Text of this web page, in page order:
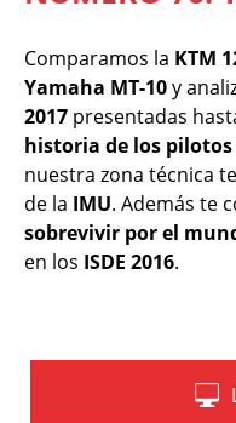
Comparamos la KTM
Yamaha MT-10y
2017 presentadas
historia de los
nuestra zona técnica
de la IMU. Además te
sobrevivir por el
en los ISDE 2016.